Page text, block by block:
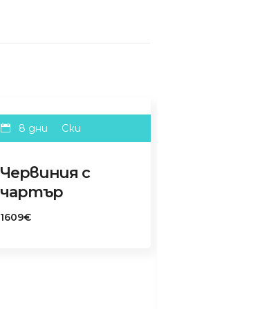
8 дни Ски
Червиния с
чартър
1609€